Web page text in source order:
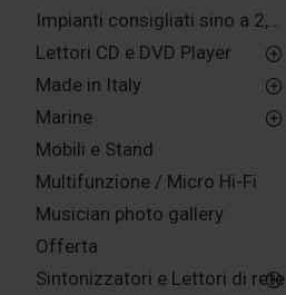
Impianti consigliati sino a 2,500,00 euro
Lettori CD e DVD Player
Made in Italy
Marine
Mobili e Stand
Multifunzione / Micro Hi-Fi
Musician photo gallery
Offerta
Sintonizzatori e Lettori di rete